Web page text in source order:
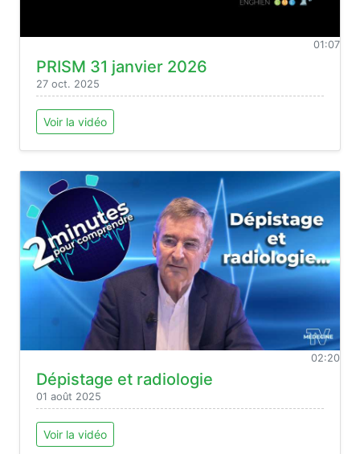
01:07
PRISM 31 janvier 2026
27 oct. 2025
Voir la vidéo
02:20
Dépistage et radiologie
01 août 2025
Voir la vidéo